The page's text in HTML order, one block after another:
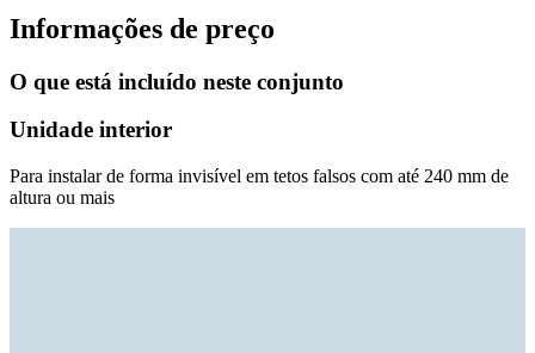
Informações de preço
O que está incluído neste conjunto
Unidade interior
Para instalar de forma invisível em tetos falsos com até 240 mm de
altura ou mais